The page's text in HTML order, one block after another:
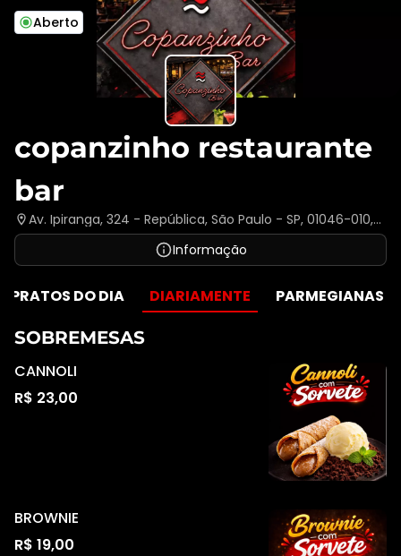
Aberto
copanzinho restaurante
bar
Av. Ipiranga, 324 - República, São Paulo - SP, 01046-010,
Brasil
Informação
PRATOS DO DIA DIARIAMENTE PARMEGIANAS
SOBREMESAS
CANNOLI
R$ 23,00
BROWNIE
R$ 19,00